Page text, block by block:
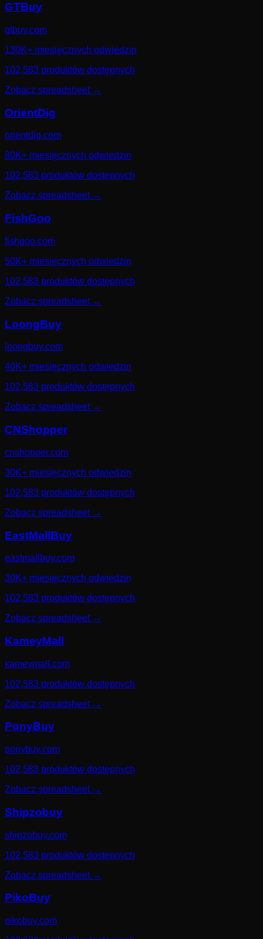
GTBuy
gtbuy.com
130K+ miesięcznych odwiedzin
102,583 produktów dostępnych
Zobacz spreadsheet→
OrientDig
orientdig.com
80K+ miesięcznych odwiedzin
102,583 produktów dostępnych
Zobacz spreadsheet→
FishGoo
fishgoo.com
50K+ miesięcznych odwiedzin
102,583 produktów dostępnych
Zobacz spreadsheet→
LoongBuy
loongbuy.com
40K+ miesięcznych odwiedzin
102,583 produktów dostępnych
Zobacz spreadsheet→
CNShopper
cnshopper.com
30K+ miesięcznych odwiedzin
102,583 produktów dostępnych
Zobacz spreadsheet→
EastMallBuy
eastmallbuy.com
30K+ miesięcznych odwiedzin
102,583 produktów dostępnych
Zobacz spreadsheet→
KameyMall
kameymall.com
102,583 produktów dostępnych
Zobacz spreadsheet→
PonyBuy
ponybuy.com
102,583 produktów dostępnych
Zobacz spreadsheet→
Shipzobuy
shipzobuy.com
102,583 produktów dostępnych
Zobacz spreadsheet→
PikoBuy
pikobuy.com